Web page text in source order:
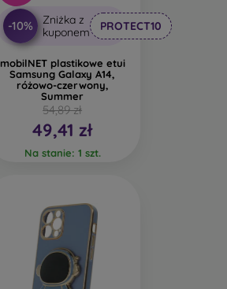
-10%
Zniżka z
kuponem
PROTECT10
mobilNET plastikowe etui
Samsung Galaxy A14,
różowo-czerwony,
Summer
54,89 zł
49,41 zł
Na stanie: 1 szt.